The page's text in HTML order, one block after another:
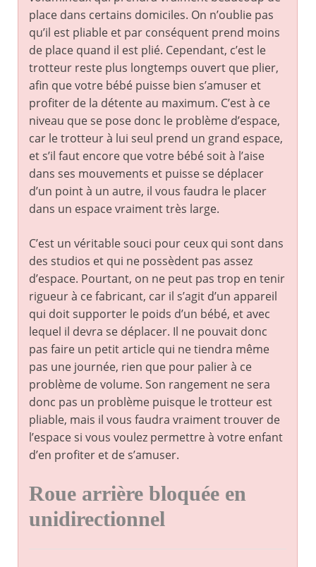
place dans certains domiciles. On n’oublie pas
qu’il est pliable et par conséquent prend moins
de place quand il est plié. Cependant, c’est le
trotteur reste plus longtemps ouvert que plier,
afin que votre bébé puisse bien s’amuser et
profiter de la détente au maximum. C’est à ce
niveau que se pose donc le problème d’espace,
car le trotteur à lui seul prend un grand espace,
et s’il faut encore que votre bébé soit à l’aise
dans ses mouvements et puisse se déplacer
d’un point à un autre, il vous faudra le placer
dans un espace vraiment très large.
C’est un véritable souci pour ceux qui sont dans
des studios et qui ne possèdent pas assez
d’espace. Pourtant, on ne peut pas trop en tenir
rigueur à ce fabricant, car il s’agit d’un appareil
qui doit supporter le poids d’un bébé, et avec
lequel il devra se déplacer. Il ne pouvait donc
pas faire un petit article qui ne tiendra même
pas une journée, rien que pour palier à ce
problème de volume. Son rangement ne sera
donc pas un problème puisque le trotteur est
pliable, mais il vous faudra vraiment trouver de
l’espace si vous voulez permettre à votre enfant
d’en profiter et de s’amuser.
Roue arrière bloquée en
unidirectionnel